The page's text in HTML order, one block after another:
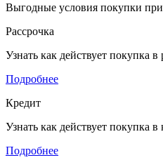
Выгодные условия покупки при
Рассрочка
Узнать как действует покупка в
Подробнее
Кредит
Узнать как действует покупка в
Подробнее